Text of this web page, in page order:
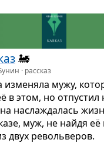
🚂
· рассказ
изме­няла мужу,
в этом, но отпу­стил
насла­жда­лась
муж, не найдя её
двух револь­ве­ров.